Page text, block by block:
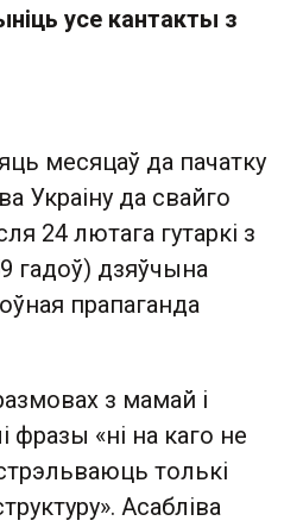
усе кантакты з
месяцаў да пачатку
Украіну да свайго
24 лютага гутаркі з
гадоў) дзяўчына
прапаганда
з мамай і
фразы «ні на каго не
толькі
Асабліва